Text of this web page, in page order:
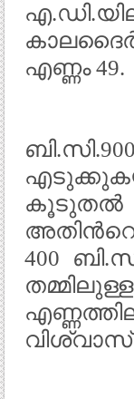
എണ്ണം 49.
കൂടുതല്‍
അതിന്‍റെ
400